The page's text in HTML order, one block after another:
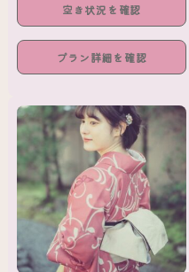
空き状況を確認
プラン詳細を確認